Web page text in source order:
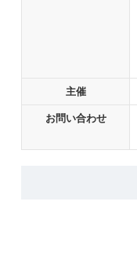
主催
お問い合わせ